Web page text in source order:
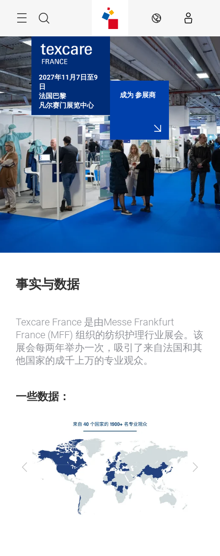
Search ZH
2027年11月7日至9
日
法国巴黎
凡尔赛门展览中心
成为 参展商
事实与数据
Texcare France 是由Messe Frankfurt
France (MFF) 组织的纺织护理行业展会。该
展会每两年举办一次，吸引了来自法国和其
他国家的成千上万的专业观众。
一些数据：
Previous Next